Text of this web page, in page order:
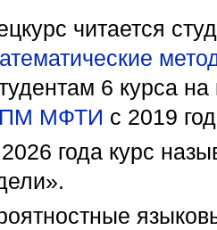
читается
6 курса
МФТИ с 2019
года курс